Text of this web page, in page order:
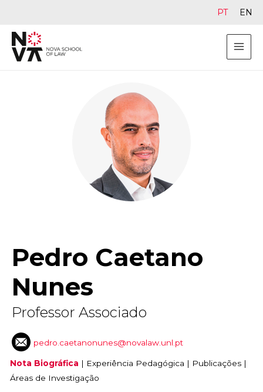
Pedro Caetano
Nunes
Professor Associado
pedro.caetanonunes@novalaw.unl.pt
Nota Biográfica | Experiência Pedagógica | Publicações |
Áreas de Investigação
PT EN